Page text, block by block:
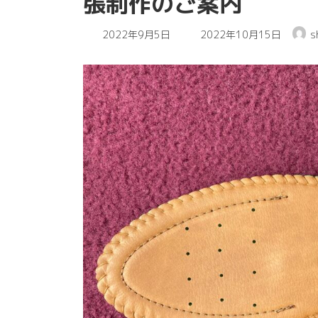
2022年9月5日
最
新
日
時
:
2022年10月15日